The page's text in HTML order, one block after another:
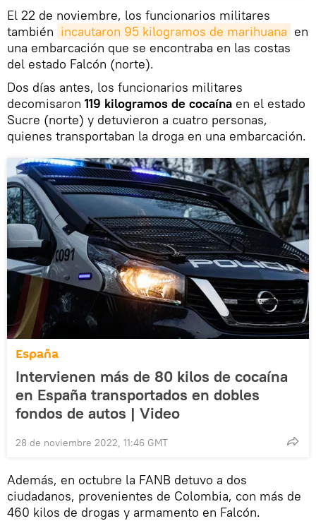
El 22 de noviembre, los funcionarios militares
también incautaron 95 kilogramos de marihuana en
una embarcación que se encontraba en las costas
del estado Falcón (norte).
Dos días antes, los funcionarios militares
decomisaron 119 kilogramos de cocaína en el estado
Sucre (norte) y detuvieron a cuatro personas,
quienes transportaban la droga en una embarcación.
España
Intervienen más de 80 kilos de cocaína
en España transportados en dobles
fondos de autos | Video
28 de noviembre 2022, 11:46 GMT
Además, en octubre la FANB detuvo a dos
ciudadanos, provenientes de Colombia, con más de
460 kilos de drogas y armamento en Falcón.